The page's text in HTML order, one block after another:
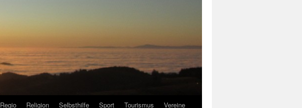
Regio Religion Selbsthilfe Sport Tourismus Vereine